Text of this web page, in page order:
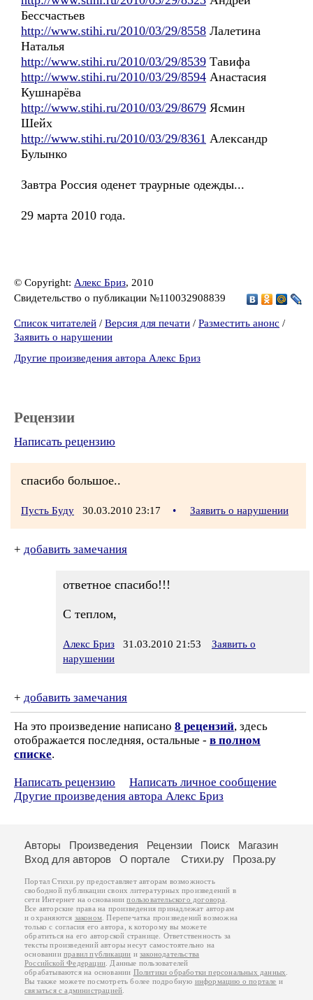
Бессчастьев
http://www.stihi.ru/2010/03/29/8558 Лалетина
Наталья
http://www.stihi.ru/2010/03/29/8539 Тавифа
http://www.stihi.ru/2010/03/29/8594 Анастасия
Кушнарёва
http://www.stihi.ru/2010/03/29/8679 Ясмин
Шейх
http://www.stihi.ru/2010/03/29/8361 Александр
Булынко
Завтра Россия оденет траурные одежды...
29 марта 2010 года.
© Copyright: Алекс Бриз, 2010
Свидетельство о публикации №110032908839
Список читателей / Версия для печати / Разместить анонс /
Заявить о нарушении
Другие произведения автора Алекс Бриз
Рецензии
Написать рецензию
спасибо большое..
Пусть Буду 30.03.2010 23:17 • Заявить о нарушении
+ добавить замечания
ответное спасибо!!!
С теплом,
Алекс Бриз 31.03.2010 21:53
Заявить о
нарушении
+ добавить замечания
На это произведение написано 8 рецензий, здесь
отображается последняя, остальные - в полном
списке.
Написать рецензию
Написать личное сообщение
Другие произведения автора Алекс Бриз
Авторы Произведения Рецензии Поиск
Магазин
Вход для авторов
О портале Стихи.ру Проза.ру
Портал Стихи.ру предоставляет авторам возможность
свободной публикации своих литературных произведений в
сети Интернет на основаниипользовательского договора
Все авторские права на произведения принадлежат авторам
и охраняются законом . Перепечатка произведений возможна
только с согласия его автора, к которому вы можете
обратиться на его авторской странице. Ответственность за
тексты произведений авторы несут самостоятельно на
основанииправил публикации изаконодательства
Российской Федерации . Данные пользователей
обрабатываются на основании Политики обработки персональных данных
Вы также можете посмотреть более подробную информацию о портале и
связаться с администрацией